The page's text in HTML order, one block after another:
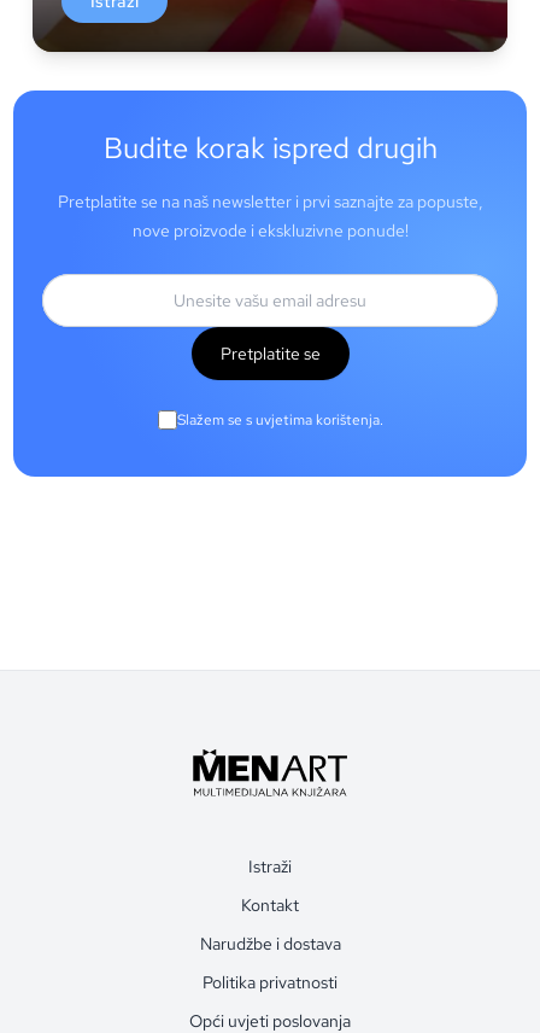
Budite korak ispred drugih
Pretplatite se na naš newsletter i prvi saznajte za popuste,
nove proizvode i ekskluzivne ponude!
Pretplatite se
Slažem se s uvjetima korištenja.
Istraži
Kontakt
Narudžbe i dostava
Politika privatnosti
Opći uvjeti poslovanja